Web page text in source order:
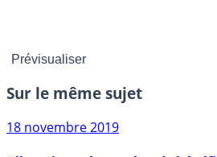
Sur le même sujet